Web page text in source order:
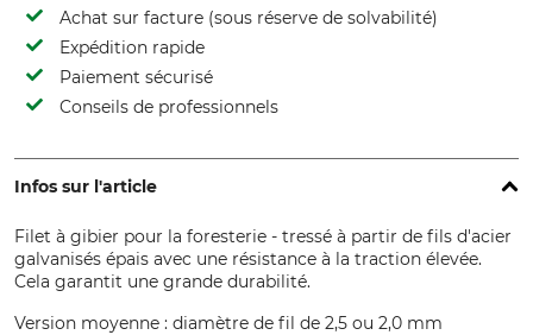
Achat sur facture (sous réserve de solvabilité)
Expédition rapide
Paiement sécurisé
Conseils de professionnels
Infos sur l'article
Filet à gibier pour la foresterie - tressé à partir de fils d'acier
galvanisés épais avec une résistance à la traction élevée.
Cela garantit une grande durabilité.
Version moyenne : diamètre de fil de 2,5 ou 2,0 mm